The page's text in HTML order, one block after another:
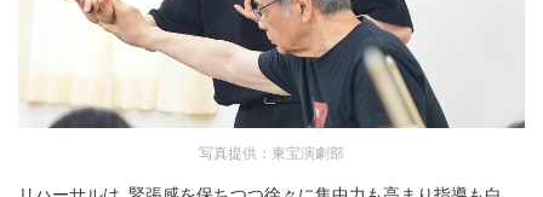
写真提供：東宝演劇部